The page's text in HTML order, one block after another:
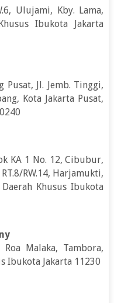
Ulujami, Kby. Lama,
Ibukota Jakarta
Pusat, Jl. Jemb. Tinggi,
Kota Jakarta Pusat,
KA 1 No. 12, Cibubur,
RW.14, Harjamukti,
Khusus Ibukota
Roa Malaka, Tambora,
Ibukota Jakarta 11230